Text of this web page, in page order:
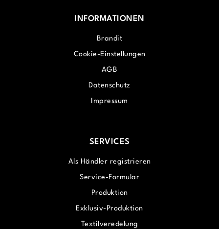
INFORMATIONEN
Brandit
Cookie-Einstellungen
AGB
Datenschutz
Impressum
SERVICES
Als Händler registrieren
Service-Formular
Produktion
Exklusiv-Produktion
Textilveredelung